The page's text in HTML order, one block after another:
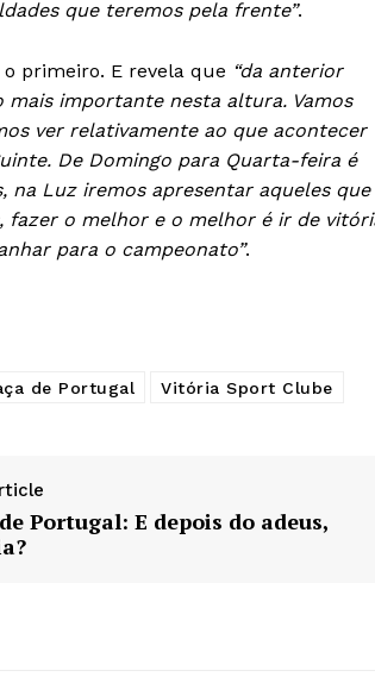
que teremos pela frente”.
primeiro. E revela que “da anterior
mais importante nesta altura. Vamos
ver relativamente ao que acontecer
De Domingo para Quarta-feira é
na Luz iremos apresentar aqueles que
fazer o melhor e o melhor é ir de
para o campeonato”.
de Portugal Vitória Sport Clube
Portugal: E depois do adeus,